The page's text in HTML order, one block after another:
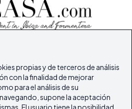
propias y de terceros de análisis
con la finalidad de mejorar
para el análisis de su
supone la aceptación
El usuario tiene la posibilidad
de Ibiza y Formentera
Inicio